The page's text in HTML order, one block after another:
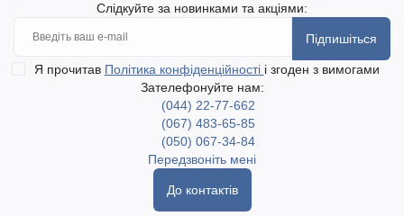
Слідкуйте за новинками та акціями:
Підпишіться
Я прочитав Політика конфіденційності і згоден з вимогами
Зателефонуйте нам:
(044) 22-77-662
(067) 483-65-85
(050) 067-34-84
Передзвоніть мені
До контактів